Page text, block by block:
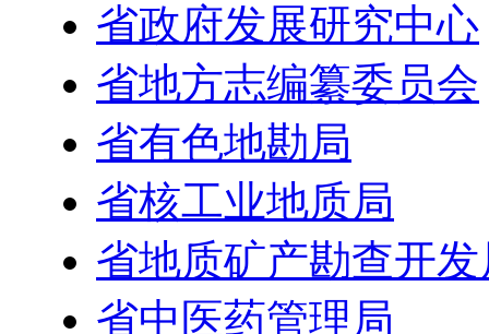
省政府发展研究中心
省地方志编纂委员会
省有色地勘局
省核工业地质局
省地质矿产勘查开发
省中医药管理局